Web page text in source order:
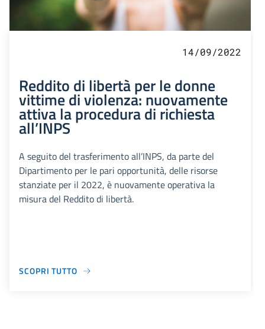
14/09/2022
Reddito di libertà per le donne
vittime di violenza: nuovamente
attiva la procedura di richiesta
all’INPS
A seguito del trasferimento all’INPS, da parte del
Dipartimento per le pari opportunità, delle risorse
stanziate per il 2022, è nuovamente operativa la
misura del Reddito di libertà.
SCOPRI TUTTO